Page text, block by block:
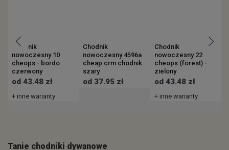
Chodnik
nowoczesny 10
cheops - bordo
czerwony
od 43.48 zł
+ inne warianty
Chodnik
nowoczesny 4596a
cheap crm chodnik
szary
od 37.95 zł
Chodnik
nowoczesny 22
cheops (forest) -
zielony
od 43.48 zł
+ inne warianty
Tanie chodniki dywanowe